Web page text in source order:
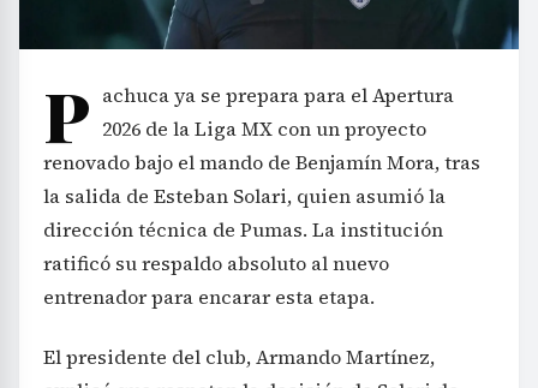
P achuca ya se prepara para el Apertura
2026 de la Liga MX con un proyecto
renovado bajo el mando de Benjamín Mora, tras
la salida de Esteban Solari, quien asumió la
dirección técnica de Pumas. La institución
ratificó su respaldo absoluto al nuevo
entrenador para encarar esta etapa.
El presidente del club, Armando Martínez,